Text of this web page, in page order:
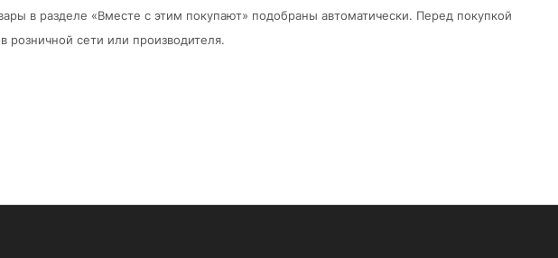
в разделе «Вместе с этим покупают» подобраны автоматически. Перед покупкой
розничной сети или производителя.